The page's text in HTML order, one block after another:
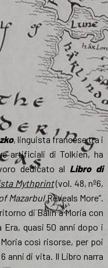
, linguista francese tra i
artificiali di Tolkien, ha
dedicato al Libro di
Mythprint(vol. 48, nº6,
MazarbulReveals More”.
di Balin a Moria con
Era, quasi 50 anni dopo i
così risorse, per poi
anni di vita. Il Libro narra